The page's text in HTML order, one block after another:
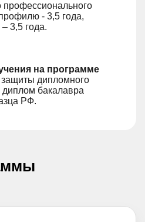
профессионального
- 3,5 года,
3,5 года.
на программе
защиты дипломного
диплом бакалавра
РФ.